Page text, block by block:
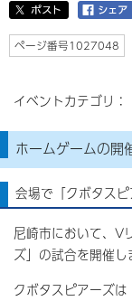
ページ番号1027048
イベントカテゴリ：
ホームゲームの開
会場で「クボタス
尼崎市において、V
ズ」の試合を開催し
クボタスピアーズ